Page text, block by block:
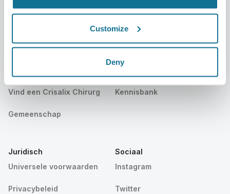
Customize
Deny
Resources
Vind een Crisalix Chirurg
Gemeenschap
Kennisbank
Juridisch
Universele voorwaarden
Privacybeleid
Sociaal
Instagram
Twitter